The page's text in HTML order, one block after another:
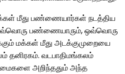
மீது பண்ணையார்கள் நடத்திய
பண்ணையாரும், ஒவ்வொரு
மக்கள் மீது அடக்குமுறையை
தனிரகம். வடபாதிமங்கலம்
அறிந்ததும் அந்த